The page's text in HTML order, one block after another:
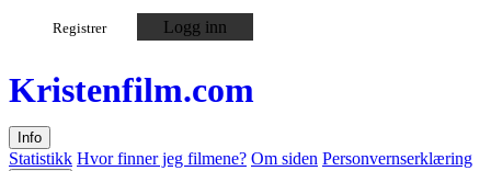
Registrer Logg inn
Kristenfilm.com
Info
Statistikk Hvor finner jeg filmene? Om siden Personvernserklæring